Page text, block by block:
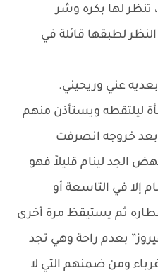
لها بكره وشر
لطبقها قائلة في
عني وريحيني.
ليلتقطه ويستأذن منهم
وبعد خروجه انصرفت
الجد لينام قليلاً فهو
إلا في التاسعة أو
ثم يستيقظ مرة أخرى
بعدم راحة وهي تجد
ومن ضمنهم التي لا